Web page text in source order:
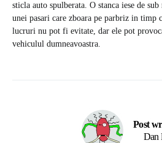
sticla auto spulberata. O stanca iese de
unei pasari care zboara pe parbriz in timp
lucruri nu pot fi evitate, dar ele pot
vehiculul dumneavoastra.
Post
Dan